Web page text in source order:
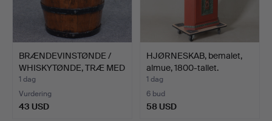
BRÆNDEVINSTØNDE /
WHISKYTØNDE, TRÆ MED
SME…
1 dag
Vurdering
43 USD
HJØRNESKAB, bemalet,
almue, 1800-tallet.
1 dag
6 bud
58 USD